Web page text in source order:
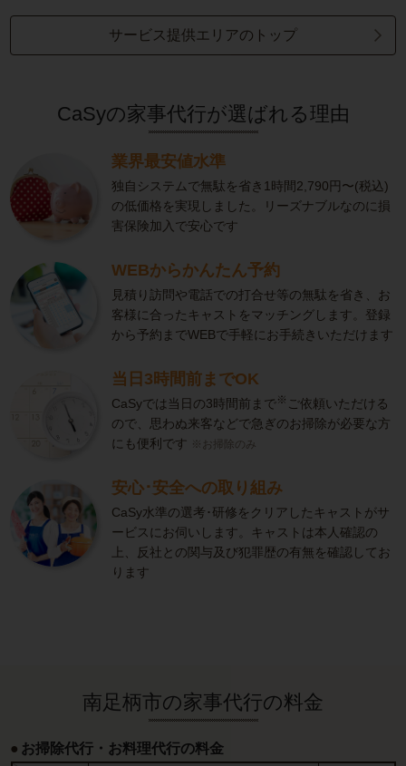
サービス提供エリアのトップ
CaSyの家事代行が選ばれる理由
業界最安値水準
独自システムで無駄を省き1時間2,790円〜(税込)
の低価格を実現しました。リーズナブルなのに損
害保険加入で安心です
WEBからかんたん予約
見積り訪問や電話での打合せ等の無駄を省き、お
客様に合ったキャストをマッチングします。登録
から予約までWEBで手軽にお手続きいただけます
当日3時間前までOK
CaSyでは当日の3時間前まで※ ご依頼いただける
ので、思わぬ来客などで急ぎのお掃除が必要な方
にも便利です ※お掃除のみ
安心･安全への取り組み
CaSy水準の選考･研修をクリアしたキャストがサ
ービスにお伺いします。キャストは本人確認の
上、反社との関与及び犯罪歴の有無を確認してお
ります
南足柄市の家事代行の料金
お掃除代行・お料理代行の料金